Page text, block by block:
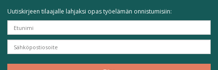
Uutiskirjeen tilaajalle lahjaksi opas työelämän onnistumisiin: